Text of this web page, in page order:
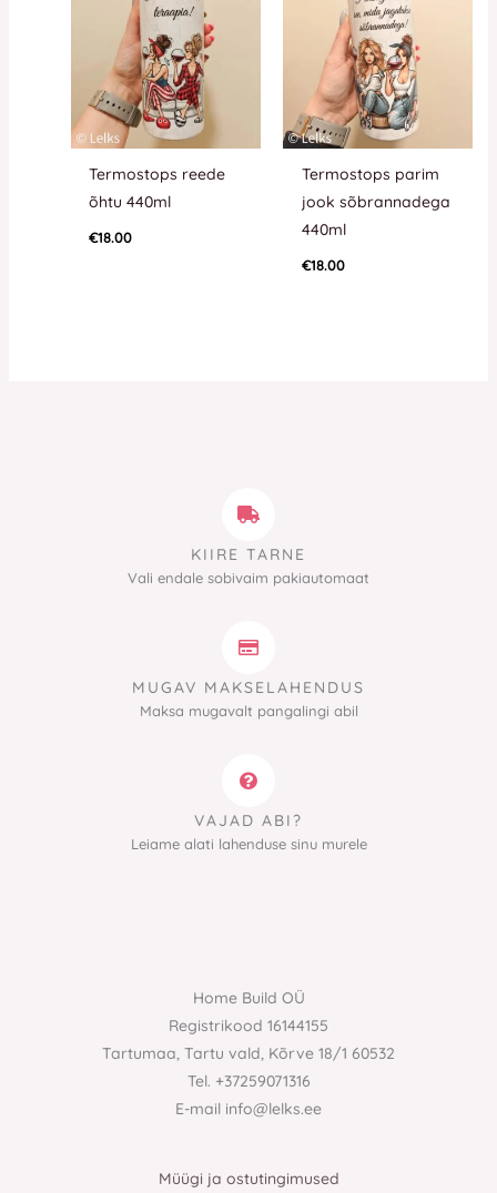
Termostops reede
õhtu 440ml
€18.00
Termostops parim
jook sõbrannadega
440ml
€18.00
KIIRE TARNE
Vali endale sobivaim pakiautomaat
MUGAV MAKSELAHENDUS
Maksa mugavalt pangalingi abil
VAJAD ABI?
Leiame alati lahenduse sinu murele
Home Build OÜ
Registrikood 16144155
Tartumaa, Tartu vald, Kõrve 18/1 60532
Tel. +37259071316
E-mail info@lelks.ee
Müügi ja ostutingimused